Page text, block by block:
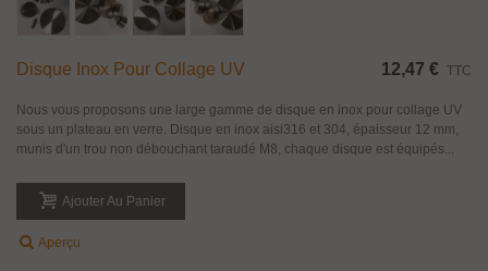
Disque Inox Pour Collage UV 12,47 € TTC
Nous vous proposons une large gamme de disque en inox pour collage UV
sous un plateau en verre. Disque en inox aisi316 et 304, épaisseur 12 mm,
munis d'un trou non débouchant taraudé M8, chaque disque est équipés...
Ajouter Au Panier
Aperçu